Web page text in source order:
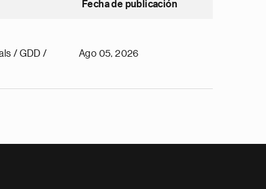
Fecha de publicación
/ GDD /
Ago 05, 2026